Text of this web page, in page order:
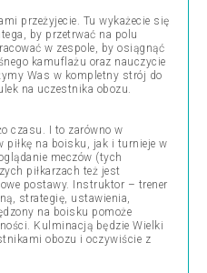
przeżyjecie. Tu wykażecie się
by przetrwać na polu
w zespole, by osiągnąć
kamuflażu oraz nauczycie
Was w kompletny strój do
na uczestnika obozu.
czasu. I to zarówno w
na boisku, jak i turnieje w
meczów (tych
piłkarzach też jest
postawy. Instruktor – trener
strategię, ustawienia,
na boisku pomoże
Kulminacją będzie Wielki
obozu i oczywiście z